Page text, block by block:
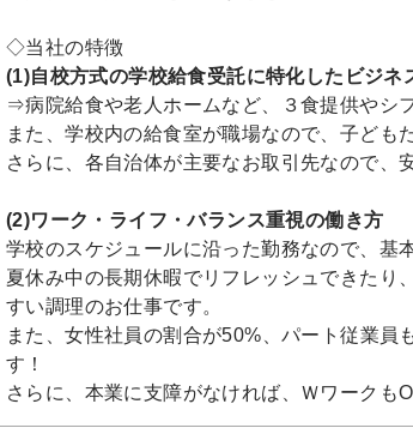
◇当社の特徴
(1)自校方式の学校給食受託に特化したビジネ
⇒病院給食や老人ホームなど、３食提供やシ
また、学校内の給食室が職場なので、子ども
さらに、各自治体が主要なお取引先なので、
(2)ワーク・ライフ・バランス重視の働き方
学校のスケジュールに沿った勤務なので、基
夏休み中の長期休暇でリフレッシュできたり
すい調理のお仕事です。
また、女性社員の割合が50%、パート従業
す！
さらに、本業に支障がなければ、Ｗワークも